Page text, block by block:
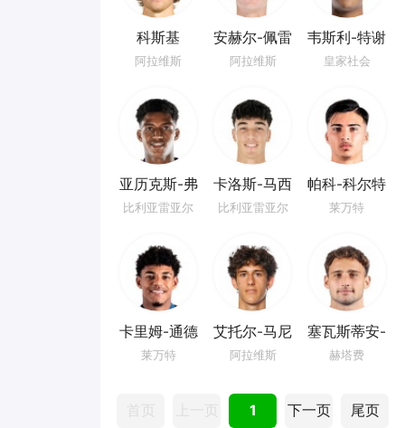
科斯基
阿拉维斯
安赫尔-佩雷
斯
阿拉维斯
韦斯利-特谢
拉
皇家社会
亚历克斯-弗
里曼
比利亚雷亚尔
卡洛斯-马西
亚
比利亚雷亚尔
帕科-科尔特
斯
莱万特
卡里姆-通德
莱万特
艾托尔-马尼
亚斯
阿拉维斯
塞瓦斯蒂安-
博塞利
赫塔费
1 下一页 尾页